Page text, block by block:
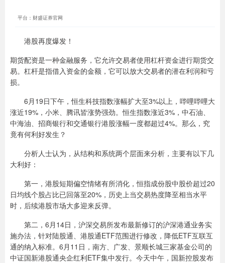
平台：财盛证券官网
港股再度爆发！
期货配资是一种金融服务，它允许交易者使用杠杆资金进行期货交
易。杠杆是指借入资金的金额，它可以放大交易者的潜在利润和亏
损。
6月19日下午，恒生科技指数涨幅扩大至3%以上，哔哩哔哩大
涨近19%，小米、腾讯皆涨势强劲。恒生指数涨近3%，中石油、
中海油、招商银行和交通银行港股涨幅一度都超过4%。那么，究
竟有何利好发生？
分析人士认为，从结构和系统两个层面来分析，主要有以下几
大利好：
第一，港股短期偏空情绪有所消化，恒指成份股中股价超过20
日均线个股占比已回落至20%，历史上当交易热度降至相当水平
时，后续港股市场大多迎来反弹。
第二，6月14日，沪深交易所发布最新修订的沪深港通业务实
施办法，针对陆股通、港股通ETF范围进行修改，降低ETF互联互
通的纳入标准。6月11日，南方、广发、景顺长城三家基金公司的
中证国新港股通央企红利ETF集中发行。今天中午，国新控股发布